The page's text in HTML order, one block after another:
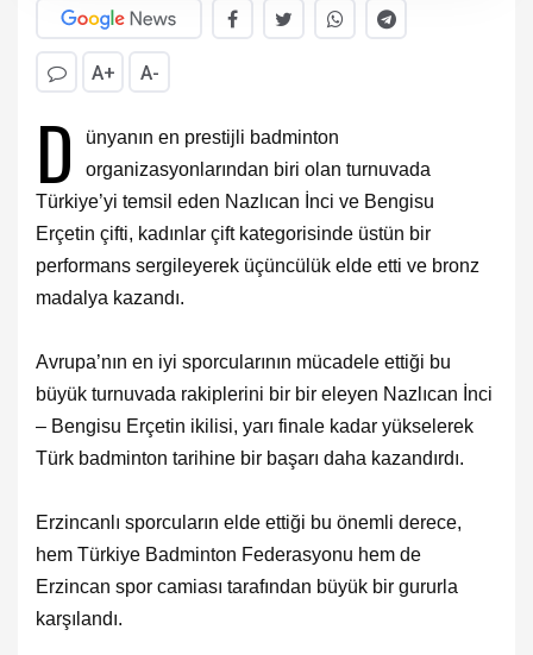
A+ A-
D
ünyanın en prestijli badminton
organizasyonlarından biri olan turnuvada
Türkiye’yi temsil eden Nazlıcan İnci ve Bengisu
Erçetin çifti, kadınlar çift kategorisinde üstün bir
performans sergileyerek üçüncülük elde etti ve bronz
madalya kazandı.
Avrupa’nın en iyi sporcularının mücadele ettiği bu
büyük turnuvada rakiplerini bir bir eleyen Nazlıcan İnci
– Bengisu Erçetin ikilisi, yarı finale kadar yükselerek
Türk badminton tarihine bir başarı daha kazandırdı.
Erzincanlı sporcuların elde ettiği bu önemli derece,
hem Türkiye Badminton Federasyonu hem de
Erzincan spor camiası tarafından büyük bir gururla
karşılandı.